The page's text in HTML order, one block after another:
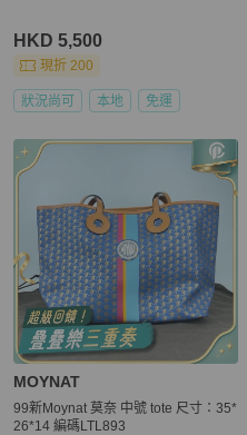
HKD 5,500
現折 200
狀況尚可 本地 免運
MOYNAT
99新Moynat 莫奈 中號 tote 尺寸：35*
26*14 編碼LTL893